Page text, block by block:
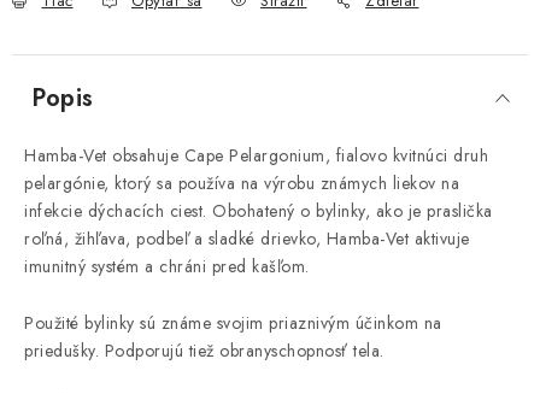
Popis
Hamba-Vet obsahuje Cape Pelargonium, fialovo kvitnúci druh
pelargónie, ktorý sa používa na výrobu známych liekov na
infekcie dýchacích ciest. Obohatený o bylinky, ako je praslička
roľná, žihľava, podbeľ a sladké drievko, Hamba-Vet aktivuje
imunitný systém a chráni pred kašľom.
Použité bylinky sú známe svojim priaznivým účinkom na
priedušky. Podporujú tiež obranyschopnosť tela.